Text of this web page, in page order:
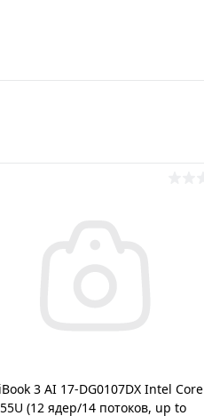
3 AI 17-DG0107DX Intel Core
(12 ядер/14 потоков, up to